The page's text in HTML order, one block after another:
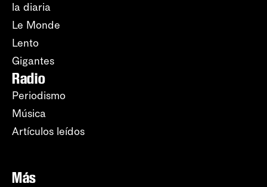
la diaria
Le Monde
Lento
Gigantes
Radio
Periodismo
Música
Artículos leídos
Más